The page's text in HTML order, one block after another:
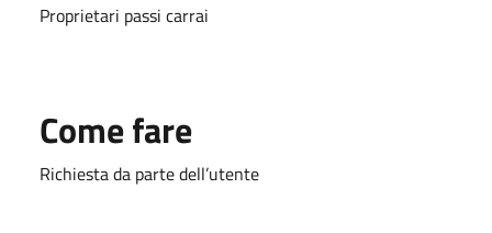
Proprietari passi carrai
Come fare
Richiesta da parte dell’utente